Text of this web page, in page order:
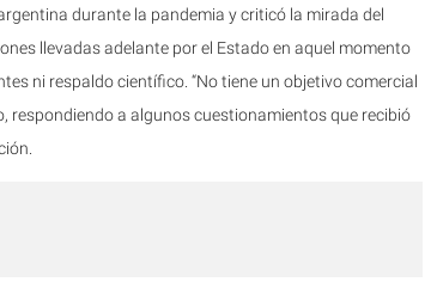
durante la pandemia y criticó la mirada del
llevadas adelante por el Estado en aquel momento
ni respaldo científico. “No tiene un objetivo comercial
respondiendo a algunos cuestionamientos que recibió